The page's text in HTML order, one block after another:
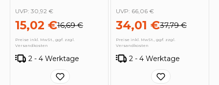
15,02 €16,69 €
UVP: 30,92 €
Preise inkl. MwSt., ggf. zzgl.
Versandkosten
2 - 4 Werktage
34,01 €37,79 €
UVP: 66,06 €
Preise inkl. MwSt., ggf. zzgl.
Versandkosten
2 - 4 Werktage